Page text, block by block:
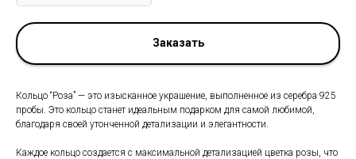
Заказать
Кольцо “Роза” — это изысканное украшение, выполненное из серебра 925
пробы. Это кольцо станет идеальным подарком для самой любимой,
благодаря своей утонченной детализации и элегантности.
Каждое кольцо создается с максимальной детализацией цветка розы, что